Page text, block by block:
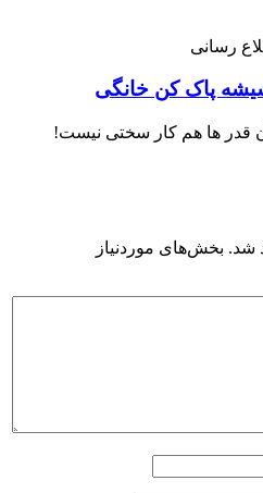
رسانی
پاک کن خانگی
ها هم کار سختی نیست!
شد. بخش‌های موردنیاز